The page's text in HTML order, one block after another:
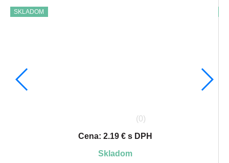
SKLADOM
(0)
Cena: 2.19 € s DPH
skladom